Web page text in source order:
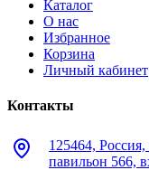
Каталог
О нас
Избранное
Корзина
Личный кабинет
Контакты
125464,
павильон 566,